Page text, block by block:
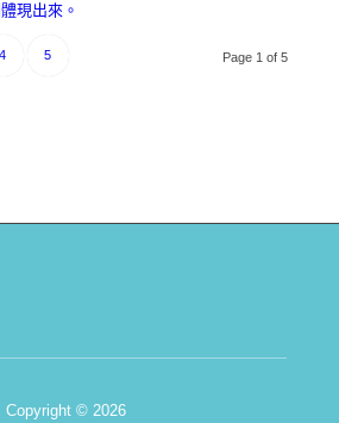
現出來。
Page 1 of 5
4 5
Copyright © 2026